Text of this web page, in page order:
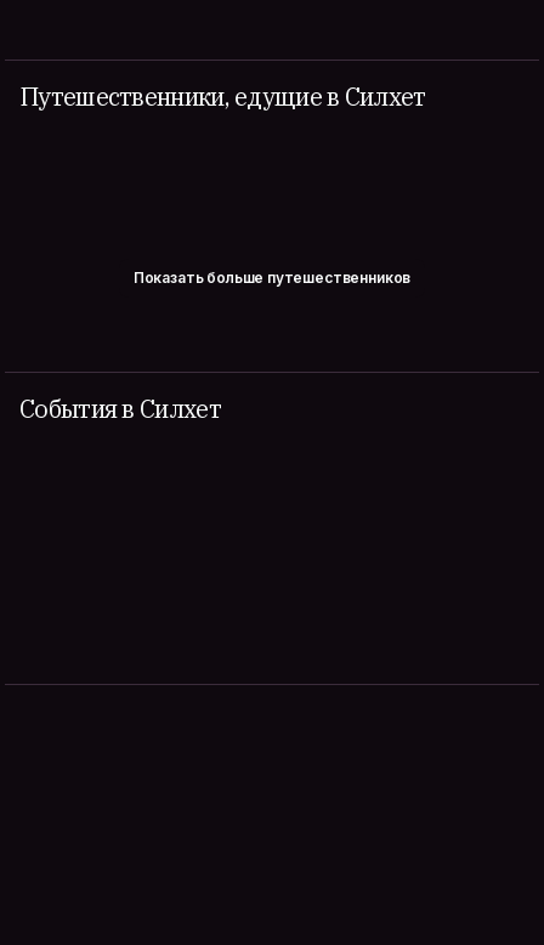
Путешественники, едущие в Силхет
Показать больше путешественников
События в Силхет